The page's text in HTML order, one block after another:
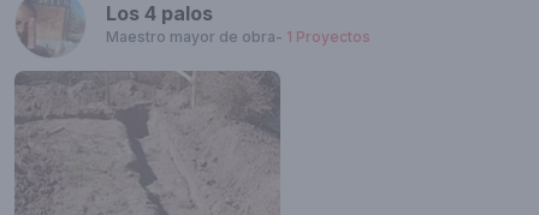
Los 4 palos
Maestro mayor de obra- 1 Proyectos